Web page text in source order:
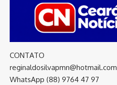
CONTATO
reginaldosilvapmn@hotmail.com
WhatsApp (88) 9764 47 97